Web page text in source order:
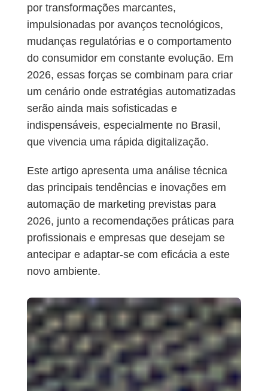
por transformações marcantes,
impulsionadas por avanços tecnológicos,
mudanças regulatórias e o comportamento
do consumidor em constante evolução. Em
2026, essas forças se combinam para criar
um cenário onde estratégias automatizadas
serão ainda mais sofisticadas e
indispensáveis, especialmente no Brasil,
que vivencia uma rápida digitalização.
Este artigo apresenta uma análise técnica
das principais tendências e inovações em
automação de marketing previstas para
2026, junto a recomendações práticas para
profissionais e empresas que desejam se
antecipar e adaptar-se com eficácia a este
novo ambiente.